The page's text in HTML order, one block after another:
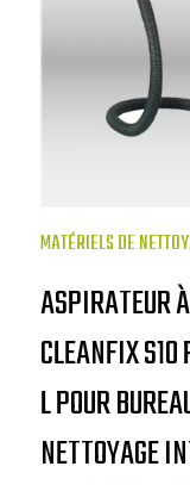
MATÉRIELS DE
ASPIRATEUR
CLEANFIX
L POUR
NETTOYAGE